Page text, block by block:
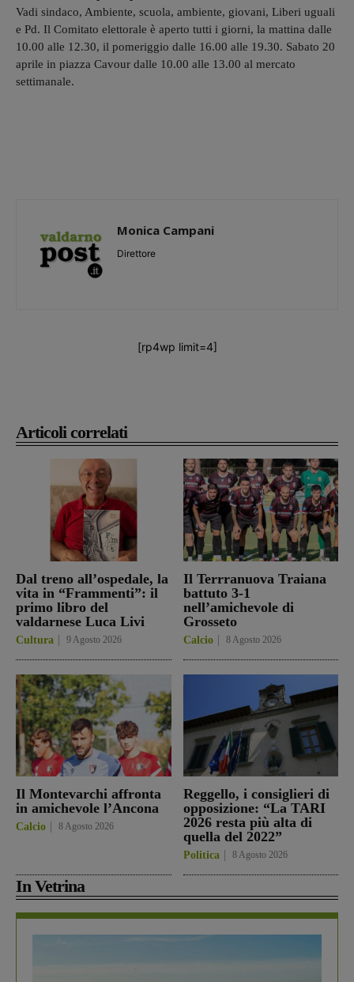
Articoli correlati
Dal treno all’ospedale, la
vita in “Frammenti”: il
primo libro del
valdarnese Luca Livi
Cultura 9 Agosto 2026
Il Terrranuova Traiana
battuto 3-1
nell’amichevole di
Grosseto
Calcio 8 Agosto 2026
Il Montevarchi affronta
in amichevole l’Ancona
Calcio 8 Agosto 2026
Reggello, i consiglieri di
opposizione: “La TARI
2026 resta più alta di
quella del 2022”
Politica 8 Agosto 2026
In Vetrina
Vadi sindaco, Ambiente, scuola, ambiente, giovani, Liberi uguali
e Pd. Il Comitato elettorale è aperto tutti i giorni, la mattina dalle
10.00 alle 12.30, il pomeriggio dalle 16.00 alle 19.30. Sabato 20
aprile in piazza Cavour dalle 10.00 alle 13.00 al mercato
settimanale.
Monica Campani
Direttore
[rp4wp limit=4]